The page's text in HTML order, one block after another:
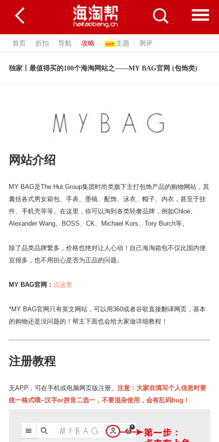
首页 折扣 导航 攻略 主题 测评
独家丨最值得买的100个海淘网站之——MY BAG官网 (包饰类)
网站介绍
MY BAG是The Hut Group集团时尚类旗下主打包饰产品的购物网站，其
囊括各式男女箱包、手表、墨镜、配饰、泳衣、帽子、内衣，甚至于挂
件、手机壳等等。在这里，你可以淘到各类轻奢品牌，例如Chloé、
Alexander Wang、BOSS、CK、Michael Kors、Tory Burch等。
除了品类品牌繁多，价格也绝对让人心动！自己海淘箱包不仅比国内便
宜很多，也不用担心是否为正品的问题。
MY BAG官网： 点这里
*MY BAG官网只有英文网站，可以用360或者谷歌直接翻译网页，基本
的购物还是没问题的！帮主下面也会给大家做详细教程！
注册教程
无APP，可在手机或电脑网页版注册。 注意：大家在填写个人信息时要
统一格式哦~汉字or拼音二选一，不要混杂使用，会有乱码bug！